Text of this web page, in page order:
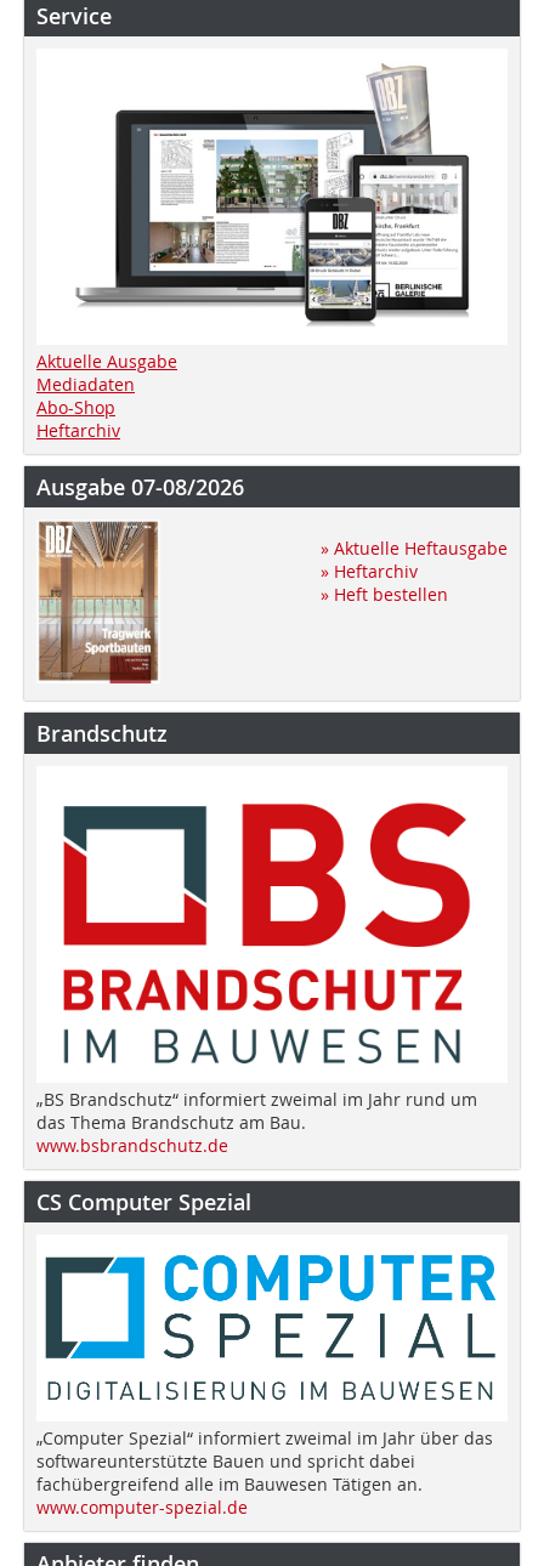
Service
Aktuelle Ausgabe
Mediadaten
Abo-Shop
Heftarchiv
Ausgabe 07-08/2026
» Aktuelle Heftausgabe
» Heftarchiv
» Heft bestellen
Brandschutz
„BS Brandschutz“ informiert zweimal im Jahr rund um
das Thema Brandschutz am Bau.
www.bsbrandschutz.de
CS Computer Spezial
„Computer Spezial“ informiert zweimal im Jahr über das
softwareunterstützte Bauen und spricht dabei
fachübergreifend alle im Bauwesen Tätigen an.
www.computer-spezial.de